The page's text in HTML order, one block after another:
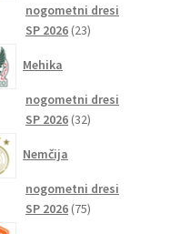
nogometni dresi
SP 2026 2323
Mehika
nogometni dresi
SP 2026 3232
Nemčija
nogometni dresi
SP 2026 7575